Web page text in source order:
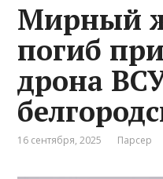
Мирный
погиб
дрона
16 сентября, 2025 Парсер